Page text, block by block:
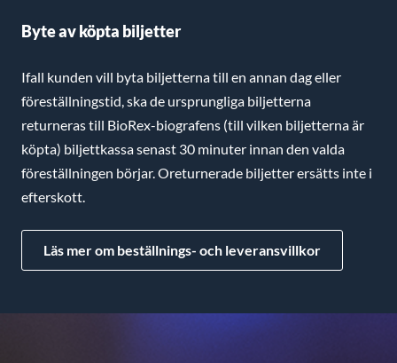
Byte av köpta biljetter
Ifall kunden vill byta biljetterna till en annan dag eller
föreställningstid, ska de ursprungliga biljetterna
returneras till BioRex-biografens (till vilken biljetterna är
köpta) biljettkassa senast 30 minuter innan den valda
föreställningen börjar. Oreturnerade biljetter ersätts inte i
efterskott.
Läs mer om beställnings- och leveransvillkor